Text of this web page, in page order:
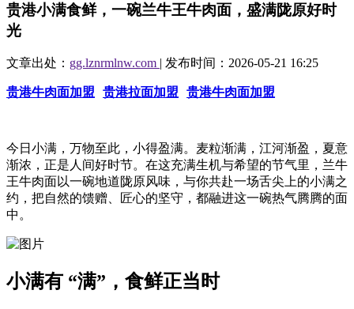
贵港小满食鲜，一碗兰牛王牛肉面，盛满陇原好时
光
文章出处： gg.lznrmlnw.com | 发布时间：2026-05-21 16:25
贵港牛肉面加盟 贵港拉面加盟 贵港牛肉面加盟
今日小满，万物至此，小得盈满。麦粒渐满，江河渐盈，夏意
渐浓，正是人间好时节。在这充满生机与希望的节气里，兰牛
王牛肉面以一碗地道陇原风味，与你共赴一场舌尖上的小满之
约，把自然的馈赠、匠心的坚守，都融进这一碗热气腾腾的面
中。
小满有 “满”，食鲜正当时